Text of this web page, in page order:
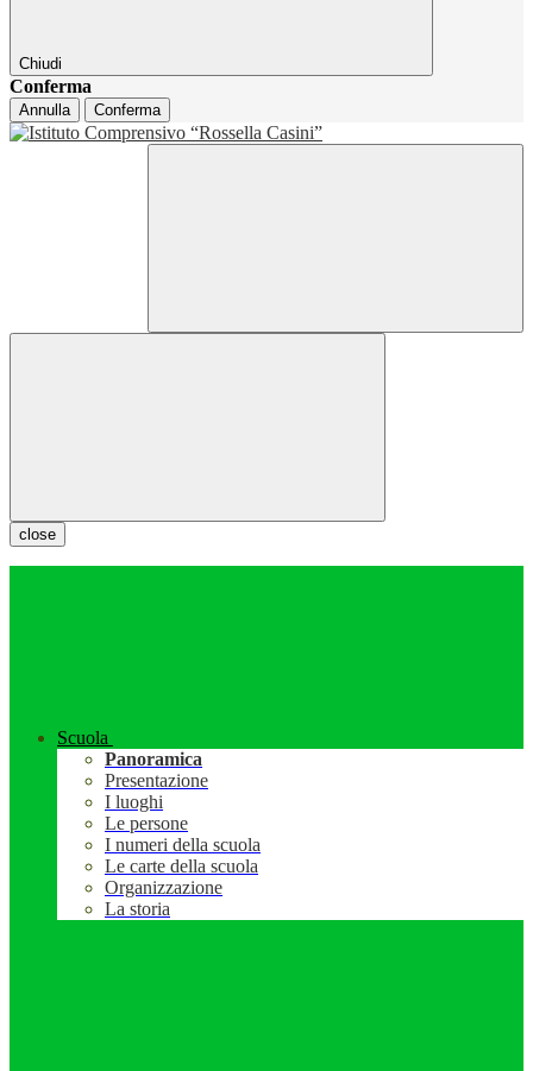
Chiudi
Conferma
Annulla Conferma
close
Scuola
Panoramica
Presentazione
I luoghi
Le persone
I numeri della scuola
Le carte della scuola
Organizzazione
La storia